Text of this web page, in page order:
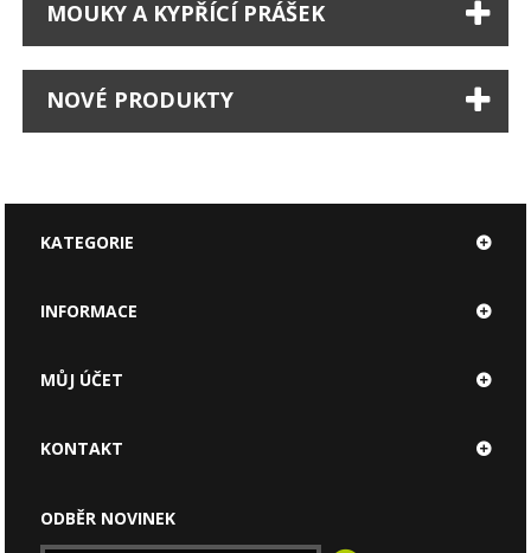
MOUKY A KYPŘÍCÍ PRÁŠEK
NOVÉ PRODUKTY
KATEGORIE
INFORMACE
MŮJ ÚČET
KONTAKT
ODBĚR NOVINEK